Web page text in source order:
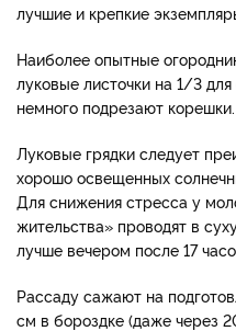
лучшие и крепкие
Наиболее опытные
луковые листочки на 1/3
немного подрезают корешки.
Луковые грядки следует
хорошо освещенных
Для снижения стресса у
жительства» проводят в
лучше вечером после 17
Рассаду сажают на
см в бороздке (даже через